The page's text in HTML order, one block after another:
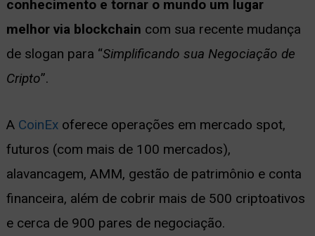
conhecimento e tornar o mundo um lugar
melhor via blockchain com sua recente mudança
de slogan para “Simplificando sua Negociação de
Cripto”.
A CoinExoferece operações em mercado spot,
futuros (com mais de 100 mercados),
alavancagem, AMM, gestão de patrimônio e conta
financeira, além de cobrir mais de 500 criptoativos
e cerca de 900 pares de negociação.